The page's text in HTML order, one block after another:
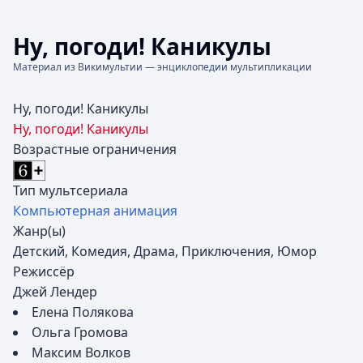
Ну, погоди! Каникулы
Материал из Викимультии — энциклопедии мультипликации
Ну, погоди! Каникулы
Ну, погоди! Каникулы
Возрастные ограничения
Тип мультсериала
Компьютерная анимация
Жанр(ы)
Детский, Комедия, Драма, Приключения, Юмор
Режиссёр
Джей Лендер
Елена Полякова
Ольга Громова
Максим Волков